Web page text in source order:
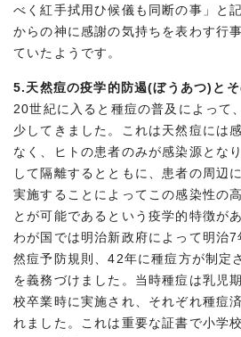
べく紅手拭用ひ候儀も同断の事」と
からの神に感謝の気持ちを表わす行
ていたようです。
5.天然痘の疫学的防遏(ぼうあつ)と
20世紀に入ると種痘の普及によって
少してきました。これは天然痘には
なく、ヒトの患者のみが感染源とな
して隔離するとともに、患者の周辺
実施することによってこの感染性の
とが可能であるという疫学的特徴が
わが国では明治新政府によって明治
然痘予防規則、42年に種痘方が制定
を義務づけました。当時種痘は乳児
校卒業時に実施され、それぞれ種痘
れました。これは重要な証書で小学